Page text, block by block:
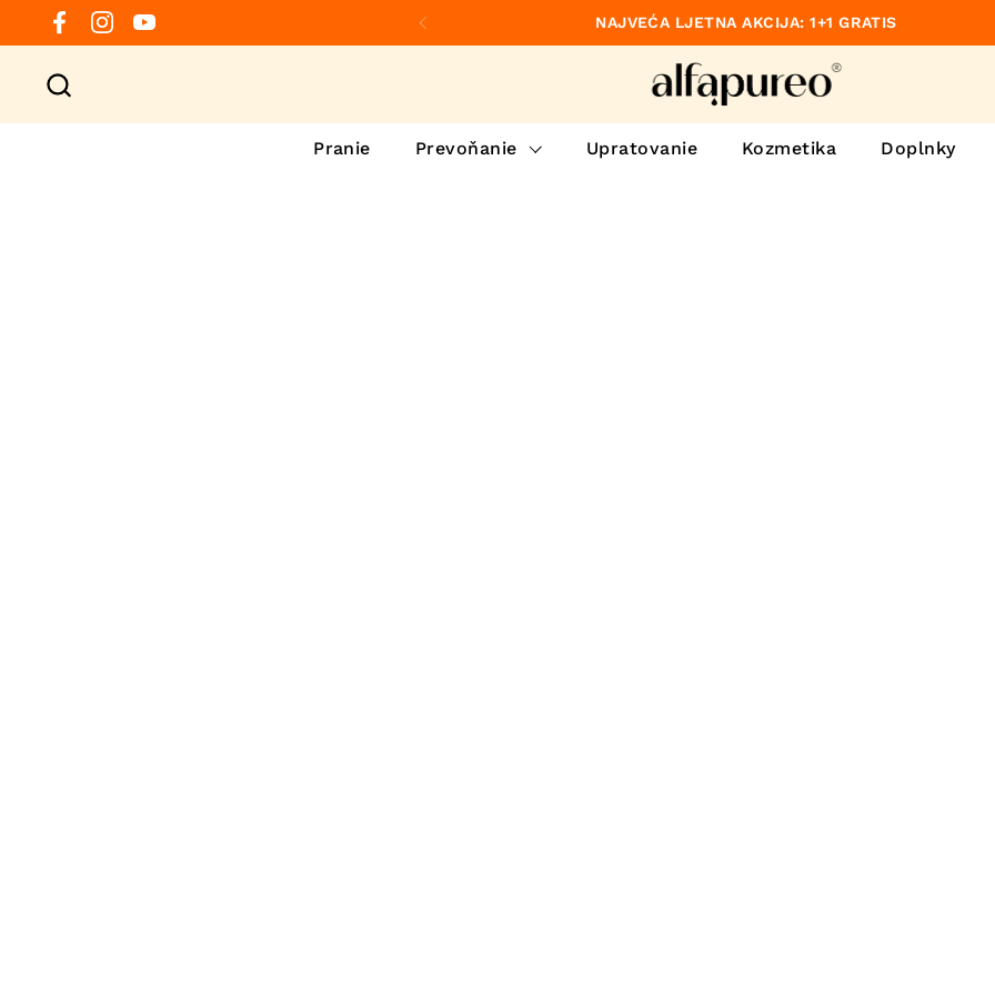
Preskočiť na obsah
Facebook
Instagram
YouTube Predchádzajúce
NAJVEĆA LJETNA AKCIJA: 1+1 GRATIS
Pranie Prevoňanie Upratovanie Kozmetika Doplnky